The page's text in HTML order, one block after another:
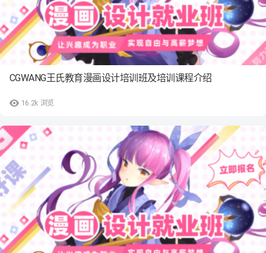
16.2k 浏览
CGWANG王氏教育漫画设计培训班及培训课程介绍